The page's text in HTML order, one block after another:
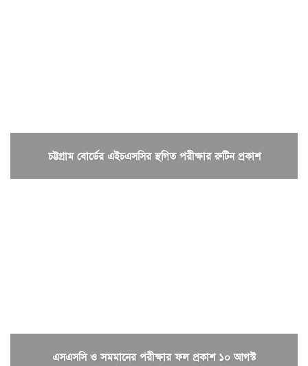
চট্টগ্রাম বোর্ডের এইচএসসির স্থগিত পরীক্ষার রুটিন প্রকাশ
এসএসসি ও সমমানের পরীক্ষার ফল প্রকাশ ১০ আগস্ট